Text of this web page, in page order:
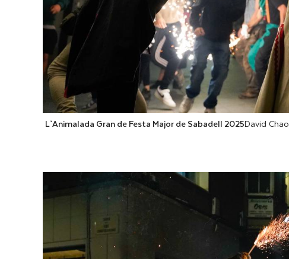
L`Animalada Gran de Festa Major de Sabadell 2025David Chao